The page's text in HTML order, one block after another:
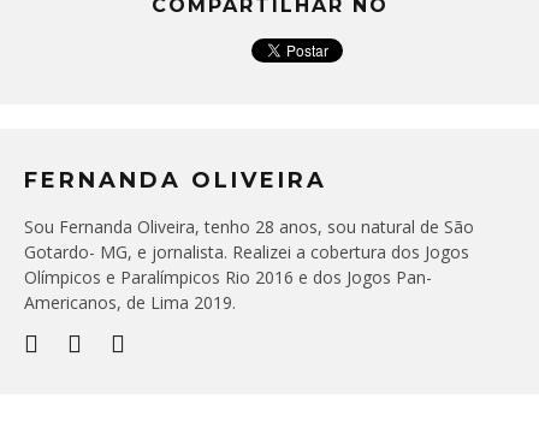
COMPARTILHAR NO
FERNANDA OLIVEIRA
Sou Fernanda Oliveira, tenho 28 anos, sou natural de São
Gotardo- MG, e jornalista. Realizei a cobertura dos Jogos
Olímpicos e Paralímpicos Rio 2016 e dos Jogos Pan-
Americanos, de Lima 2019.